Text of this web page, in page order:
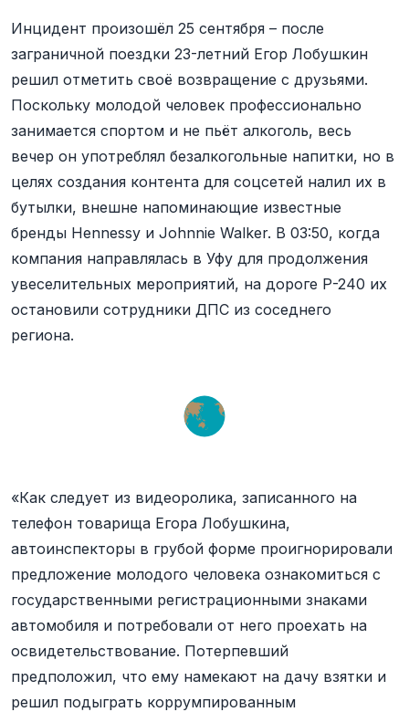
Инцидент произошёл 25 сентября – после
заграничной поездки 23-летний Егор Лобушкин
решил отметить своё возвращение с друзьями.
Поскольку молодой человек профессионально
занимается спортом и не пьёт алкоголь, весь
вечер он употреблял безалкогольные напитки, но в
целях создания контента для соцсетей налил их в
бутылки, внешне напоминающие известные
бренды Hennessy и Johnnie Walker. В 03:50, когда
компания направлялась в Уфу для продолжения
увеселительных мероприятий, на дороге Р-240 их
остановили сотрудники ДПС из соседнего
региона.
«Как следует из видеоролика, записанного на
телефон товарища Егора Лобушкина,
автоинспекторы в грубой форме проигнорировали
предложение молодого человека ознакомиться с
государственными регистрационными знаками
автомобиля и потребовали от него проехать на
освидетельствование. Потерпевший
предположил, что ему намекают на дачу взятки и
решил подыграть коррумпированным